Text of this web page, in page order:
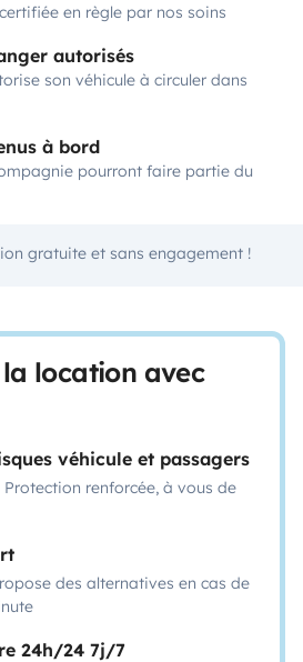
en règle par nos soins
autorisés
son véhicule à circuler dans
à bord
pourront faire partie du
gratuite et sans engagement !
location avec
véhicule et passagers
Protection renforcée, à vous de
des alternatives en cas de
24h/24 7j/7